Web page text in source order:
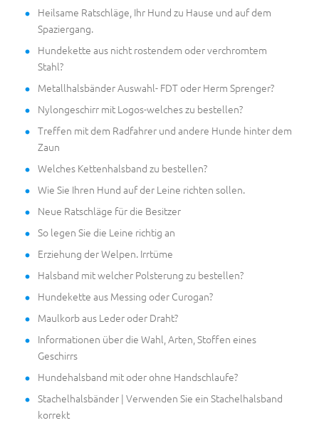
Heilsame Ratschläge, Ihr Hund zu Hause und auf dem
Spaziergang.
Hundekette aus nicht rostendem oder verchromtem
Stahl?
Metallhalsbänder Auswahl- FDT oder Herm Sprenger?
Nylongeschirr mit Logos-welches zu bestellen?
Treffen mit dem Radfahrer und andere Hunde hinter dem
Zaun
Welches Kettenhalsband zu bestellen?
Wie Sie Ihren Hund auf der Leine richten sollen.
Neue Ratschläge für die Besitzer
So legen Sie die Leine richtig an
Erziehung der Welpen. Irrtüme
Halsband mit welcher Polsterung zu bestellen?
Hundekette aus Messing oder Curogan?
Maulkorb aus Leder oder Draht?
Informationen über die Wahl, Arten, Stoffen eines
Geschirrs
Hundehalsband mit oder ohne Handschlaufe?
Stachelhalsbänder | Verwenden Sie ein Stachelhalsband
korrekt